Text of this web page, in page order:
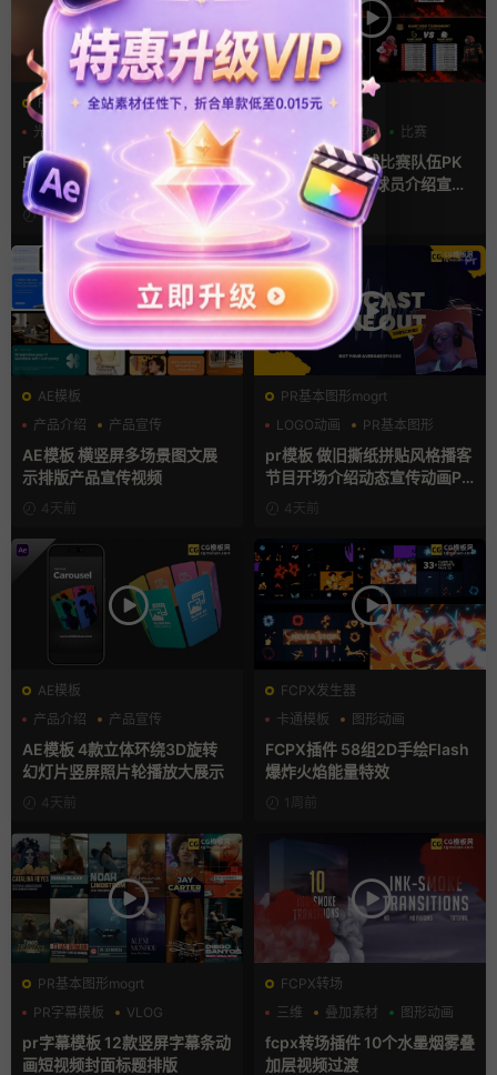
FCPX转场
光效
支持Intel+M芯片
FCPX转场插件 15组光效胶片
划痕复古视频过渡
15小时前
AE模板
分数
字幕模板 比赛
ae体育模板 足球比赛队伍PK
比分牌对决卡片球员介绍宣传
视频AE模板
2天前
AE模板
产品介绍
产品宣传
产品展示
AE模板 横竖屏多场景图文展
示排版产品宣传视频
4天前
PR基本图形mogrt
LOGO动画
PR基本图形
复古风
pr模板 做旧撕纸拼贴风格播客
节目开场介绍动态宣传动画PR
模版4天前
AE模板
产品介绍
产品宣传
产品展示
AE模板 4款立体环绕3D旋转
幻灯片竖屏照片轮播放大展示
4天前
FCPX发生器
卡通模板
图形动画
手绘风
FCPX插件 58组2D手绘Flash
爆炸火焰能量特效
1周前
PR基本图形mogrt
PR字幕模板
VLOG
人物介绍
pr字幕模板 12款竖屏字幕条动
画短视频封面标题排版
FCPX转场
三维
叠加素材 图形动画
fcpx转场插件 10个水墨烟雾叠
加层视频过渡